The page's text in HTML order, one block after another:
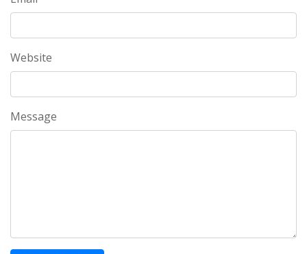
Website
Message